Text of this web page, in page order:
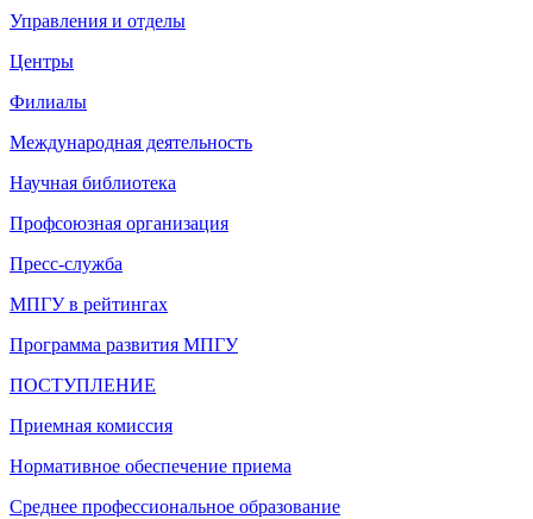
Управления и отделы
Центры
Филиалы
Международная деятельность
Научная библиотека
Профсоюзная организация
Пресс-служба
МПГУ в рейтингах
Программа развития МПГУ
ПОСТУПЛЕНИЕ
Приемная комиссия
Нормативное обеспечение приема
Среднее профессиональное образование